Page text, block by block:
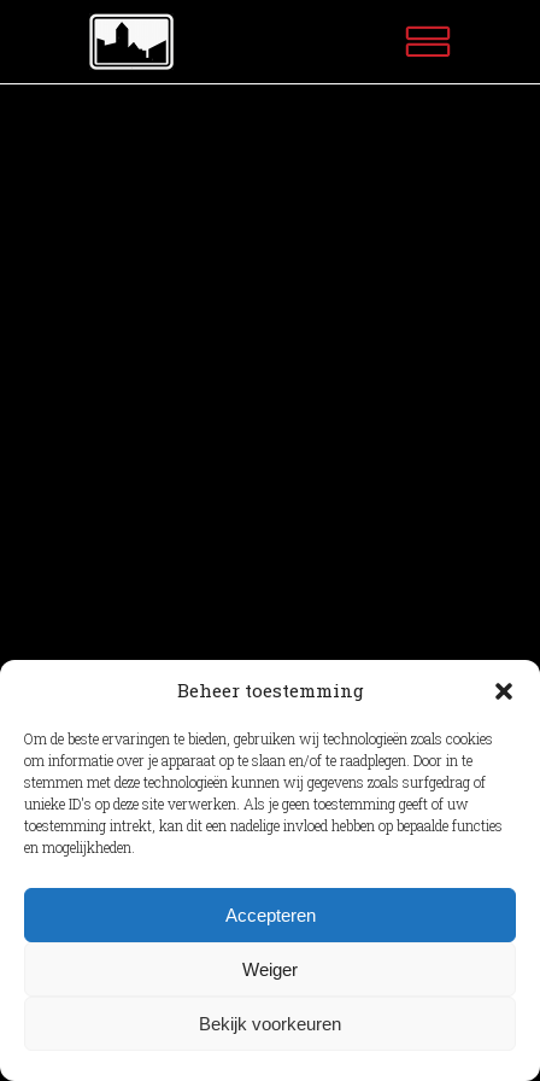
Beheer toestemming
Om de beste ervaringen te bieden, gebruiken wij technologieën zoals cookies
om informatie over je apparaat op te slaan en/of te raadplegen. Door in te
stemmen met deze technologieën kunnen wij gegevens zoals surfgedrag of
unieke ID's op deze site verwerken. Als je geen toestemming geeft of uw
toestemming intrekt, kan dit een nadelige invloed hebben op bepaalde functies
en mogelijkheden.
Accepteren
Weiger
Bekijk voorkeuren
© Cityrama 2025 |Algemene Voorwaarden